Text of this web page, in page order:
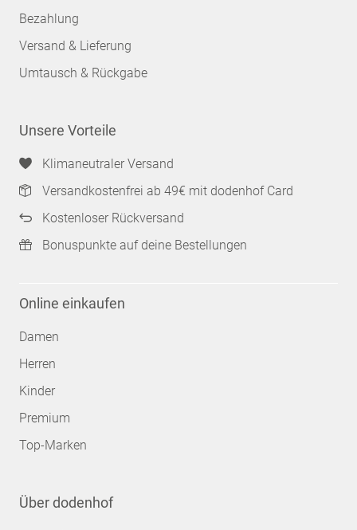
Bezahlung
Versand & Lieferung
Umtausch & Rückgabe
Unsere Vorteile
Klimaneutraler Versand
Versandkostenfrei ab 49€ mit dodenhof Card
Kostenloser Rückversand
Bonuspunkte auf deine Bestellungen
Online einkaufen
Damen
Herren
Kinder
Premium
Top-Marken
Über dodenhof